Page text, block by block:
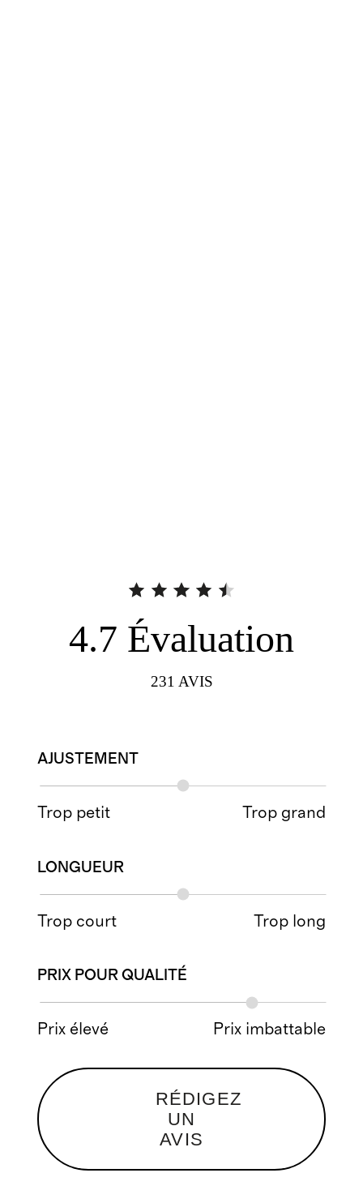
4.7 Évaluation
231 AVIS
AJUSTEMENT
Trop petit Trop grand
LONGUEUR
Trop court Trop long
PRIX POUR QUALITÉ
Prix élevé Prix imbattable
RÉDIGEZ
UN
AVIS